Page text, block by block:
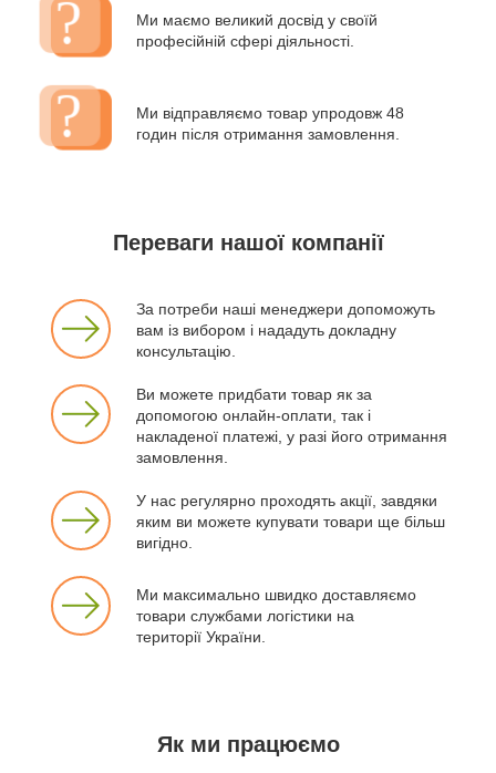
Ми маємо великий досвід у своїй
професійній сфері діяльності.
Ми відправляємо товар упродовж 48
годин після отримання замовлення.
Переваги нашої компанії
За потреби наші менеджери допоможуть
вам із вибором і нададуть докладну
консультацію.
Ви можете придбати товар як за
допомогою онлайн-оплати, так і
накладеної платежі, у разі його отримання
замовлення.
У нас регулярно проходять акції, завдяки
яким ви можете купувати товари ще більш
вигідно.
Ми максимально швидко доставляємо
товари службами логістики на
території України.
Як ми працюємо